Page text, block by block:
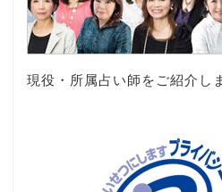
現役・所属占い師をご紹介し